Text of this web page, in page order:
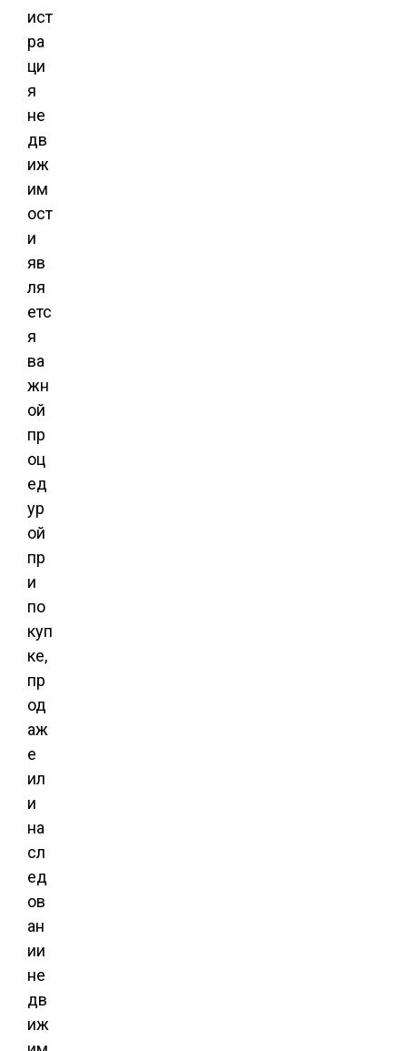
ист
ра
ци
я
не
дв
иж
им
ост
и
яв
ля
етс
я
ва
жн
ой
пр
оц
ед
ур
ой
пр
и
по
куп
ке,
пр
од
аж
е
ил
и
на
сл
ед
ов
ан
ии
не
дв
иж